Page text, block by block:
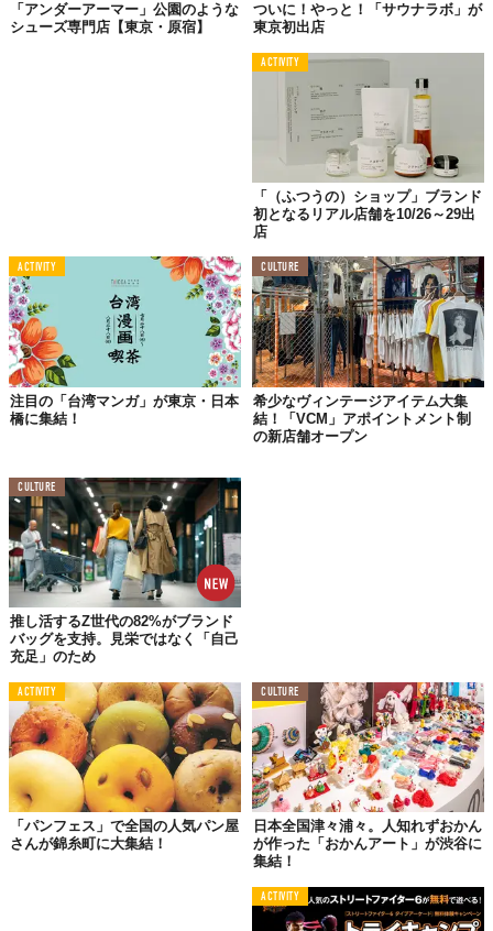
各幕の見どころ、ちゃん系から世界が認めた一杯まで
1幕（10月23日〜26日）では、惜しまれつつ閉店した東京の名店
が復活するほか、近年ラーメン業界で話題となっている「ちゃん
系」や、人気YouTubeチャンネルとのコラボ店舗も出店するとい
第2幕（10月27日〜30日）は、イベント初出店の人気店が集結。
北海道の人気店や、深夜にしか食べられないという愛媛の一杯、
そして2023年に閉店した東京・目黒の名店が4日間限定で復活す
るとのこと。
© 株式会社ラーメンデータバンク
そして第3幕（10月31日〜11月3日）には、全国のラーメンイベン
トで行列を作る実力店が参加。青森の津軽煮干しラーメンや、世
界的なグルメガイドに掲載された東西の名店によるコラボ、さら
にはオランダから逆輸入となる一杯も登場するようだ。
「アンダーアーマー」公園のような
シューズ専門店【東京・原宿】
ついに！やっと！「サウナラボ」が
東京初出店
ACTIVITY
「（ふつうの）ショップ」ブランド
初となるリアル店舗を10/26～29出
店
ACTIVITY
注目の「台湾マンガ」が東京・日本
橋に集結！
CULTURE
希少なヴィンテージアイテム大集
結！「VCM」アポイントメント制
の新店舗オープン
CULTURE
推し活するZ世代の82%がブランド
バッグを支持。見栄ではなく「自己
充足」のため
ACTIVITY
「パンフェス」で全国の人気パン屋
さんが錦糸町に大集結！
CULTURE
日本全国津々浦々。人知れずおかん
が作った「おかんアート」が渋谷に
集結！
ACTIVITY